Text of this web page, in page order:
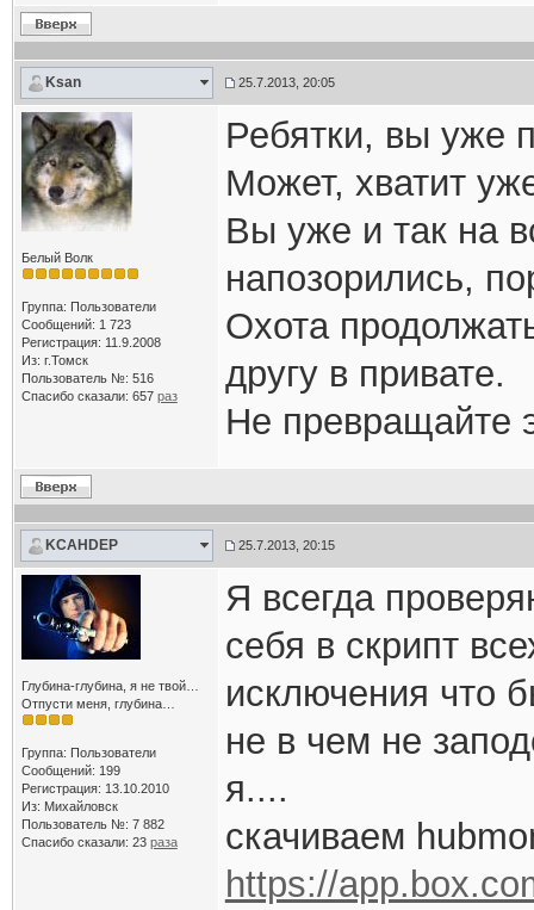
Ksan 25.7.2013, 20:05
Белый Волк
Группа: Пользователи
Сообщений: 1 723
Регистрация: 11.9.2008
Из: г.Томск
Пользователь №: 516
Спасибо сказали: 657 раз
Ребятки, вы уже
Может, хватит
Вы уже и так на
напозорились,
Охота
другу в привате.
Не превращайте
KCAHDEP 25.7.2013, 20:15
Глубина-глубина, я не твой…
Отпусти меня, глубина…
Группа: Пользователи
Сообщений: 199
Регистрация: 13.10.2010
Из: Михайловск
Пользователь №: 7 882
Спасибо сказали: 23 раза
Я всегда
себя в скрипт
исключения что
не в чем не
я....
скачиваем
https://